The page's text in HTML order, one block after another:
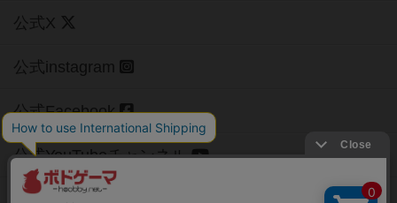
公式X
公式instagram
公式Facebook
公式YouTubeチャンネル